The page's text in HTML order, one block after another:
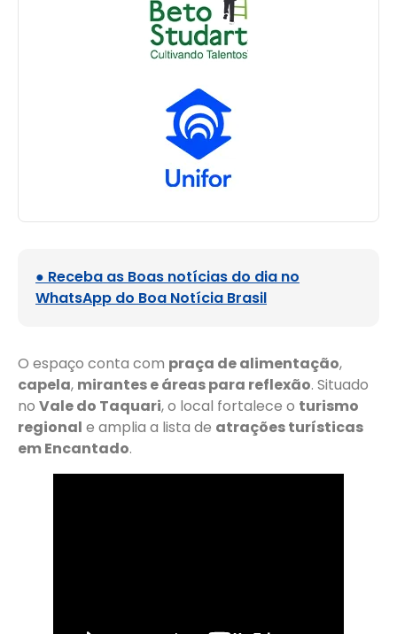
● Receba as Boas notícias do dia no
WhatsApp do Boa Notícia Brasil
O espaço conta com praça de alimentação,
capela, mirantes e áreas para reflexão. Situado
no Vale do Taquari, o local fortalece o turismo
regional e amplia a lista de atrações turísticas
em Encantado.